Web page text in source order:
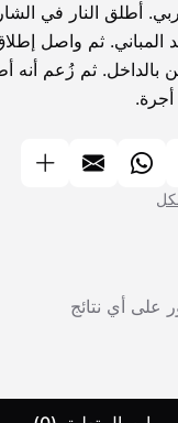
أطلق النار في
المباني. ثم واصل إطلاق
بالداخل. ثم زُعم أنه
على أي نتائج